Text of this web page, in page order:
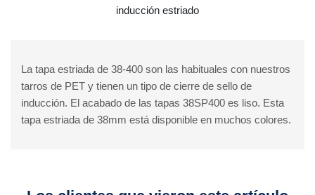
inducción estriado
La tapa estriada de 38-400 son las habituales con nuestros
tarros de PET y tienen un tipo de cierre de sello de
inducción. El acabado de las tapas 38SP400 es liso. Esta
tapa estriada de 38mm está disponible en muchos colores.